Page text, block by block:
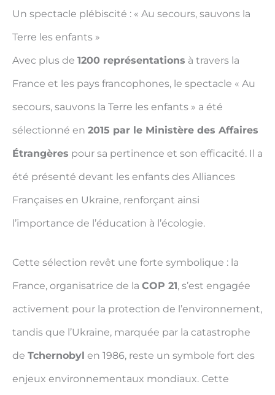
Un spectacle plébiscité : « Au secours, sauvons la
Terre les enfants »
Avec plus de 1200 représentations à travers la
France et les pays francophones, le spectacle « Au
secours, sauvons la Terre les enfants » a été
sélectionné en 2015 par le Ministère des Affaires
Étrangères pour sa pertinence et son efficacité. Il a
été présenté devant les enfants des Alliances
Françaises en Ukraine, renforçant ainsi
l’importance de l’éducation à l’écologie.
Cette sélection revêt une forte symbolique : la
France, organisatrice de la COP 21, s’est engagée
activement pour la protection de l’environnement,
tandis que l’Ukraine, marquée par la catastrophe
de Tchernobyl en 1986, reste un symbole fort des
enjeux environnementaux mondiaux. Cette